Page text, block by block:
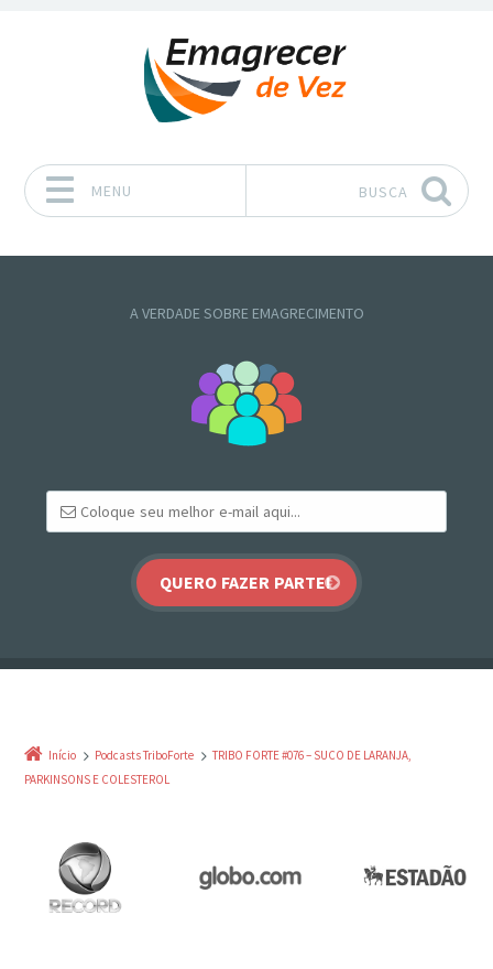
MENU BUSCA
A VERDADE SOBRE EMAGRECIMENTO
Início Podcasts TriboForte
TRIBO FORTE #076 – SUCO DE LARANJA,
PARKINSONS E COLESTEROL